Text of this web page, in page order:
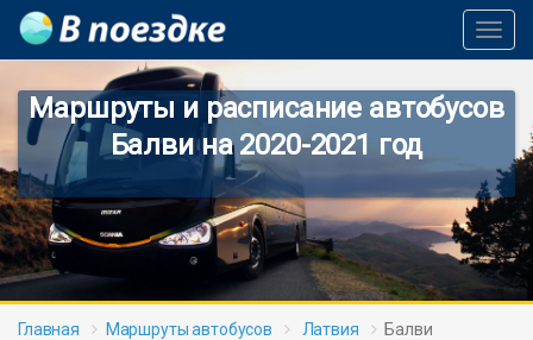
Маршруты и расписание автобусов
Балви на 2020-2021 год
Главная Маршруты автобусов Латвия Балви